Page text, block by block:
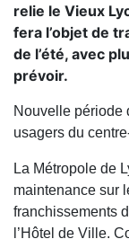
relie le Vieux
fera l’objet de
de l’été, avec
prévoir.
Nouvelle période
usagers du
La Métropole de
maintenance sur
franchissements
l’Hôtel de Ville.